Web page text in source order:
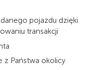
pojazdu dzięki
transakcji
z Państwa okolicy